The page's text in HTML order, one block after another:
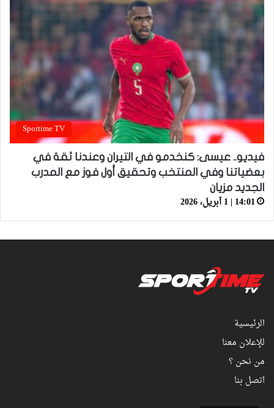
Sportime TV
فيديو.. عيسى: كنخدمو في التيران وعندنا ثقة في
بعضياتنا وفي المنتخب وتحقيق أول فوز مع المدرب
الجديد مزيان
14:01 | 1 أبريل، 2026
الرئيسية
للإعلان معنا
من نحن ؟
اتصل بنا